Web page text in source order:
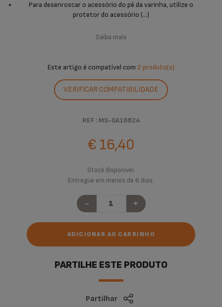
Para desenroscar o acessório do pé da varinha, utilize o
protetor do acessório (...)
Saiba mais
Este artigo é compatível com 2 produto(s)
VERIFICAR COMPATIBILIDADE
REF : MS-0A16824
€ 16,40
Stock disponível.
Entregue em menos de 6 dias.
- +
ADICIONAR AO CARRINHO
PARTILHE ESTE PRODUTO
Partilhar